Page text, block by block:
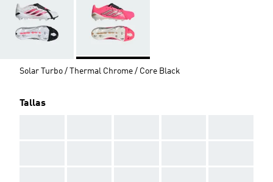
Solar Turbo / Thermal Chrome / Core Black
Tallas